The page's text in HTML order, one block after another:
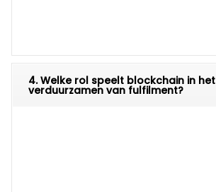
4. Welke rol speelt blockchain in het
verduurzamen van fulfilment?